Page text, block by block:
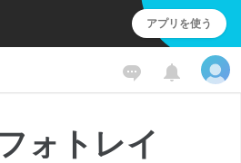
アプリを使う
ォトレイ